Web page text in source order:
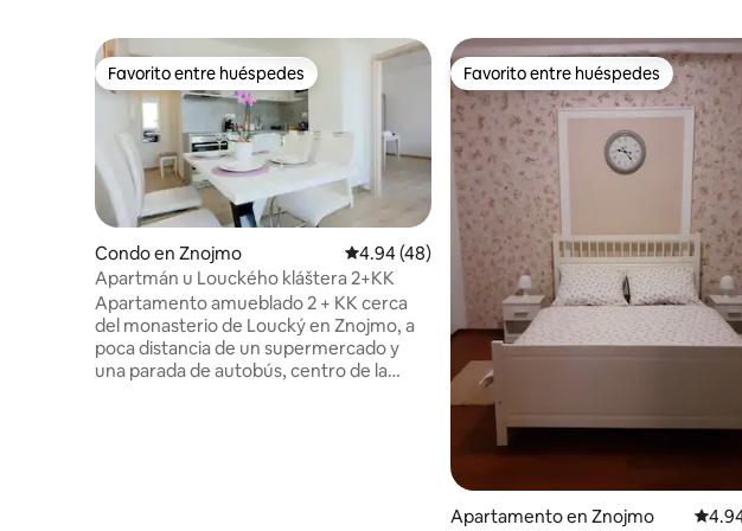
Favorito entre huéspedes
Favorito entre huéspedes
Condo en Znojmo Calificación promedio: 4.94 de 5, 48 reseñas
4.94 (48)
Apartmán u Louckého kláštera 2+KK
Apartamento amueblado 2 + KK cerca
del monasterio de Loucký en Znojmo, a
poca distancia de un supermercado y
una parada de autobús, centro de la
Favorito entre huéspedes
Favorito entre huéspedes
Apartamento en Znojmo